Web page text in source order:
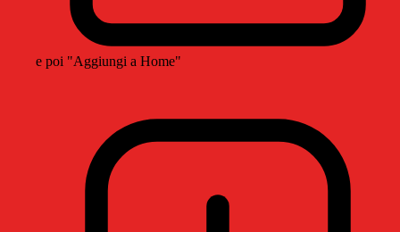
e poi "Aggiungi a Home"